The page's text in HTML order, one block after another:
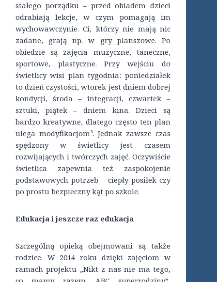
stałego porządku – przed obiadem dzieci
odrabiają lekcje, w czym pomagają im
wychowawczynie. Ci, którzy nie mają nic
zadane, grają np. w gry planszowe. Po
obiedzie są zajęcia muzyczne, taneczne,
sportowe, plastyczne. Przy wejściu do
świetlicy wisi plan tygodnia: poniedziałek
to dzień czystości, wtorek jest dniem dobrej
kondycji, środa – integracji, czwartek –
sztuki, piątek – dniem kina. Dzieci są
bardzo kreatywne, dlatego często ten plan
ulega modyfikacjom². Jednak zawsze czas
spędzony w świetlicy jest czasem
rozwijających i twórczych zajęć. Oczywiście
świetlica zapewnia też zaspokojenie
podstawowych potrzeb – ciepły posiłek czy
po prostu bezpieczny kąt po szkole.
Edukacja i jeszcze raz edukacja
Szczególną opieką obejmowani są także
rodzice. W 2014 roku dzięki zajęciom w
ramach projektu „Nikt z nas nie ma tego,